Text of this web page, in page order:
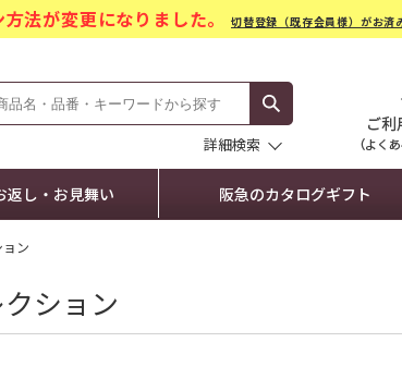
法が変更になりました。切替登録（既存会員様）がお済
Gift Mall
詳細検索
返し・お見舞い 阪急のカタログギフト
ン
ション